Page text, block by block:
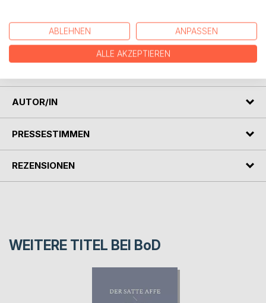
ist, das die Wirklichkeit nicht beschädigt, wenn man sie
damit berührt.
Manche Gedichte sind Verse, zart und zeilenweise. Andere
AUTOR/IN
PRESSESTIMMEN
REZENSIONEN
WEITERE TITEL BEI BoD
ABLEHNEN ANPASSEN
ALLE AKZEPTIEREN